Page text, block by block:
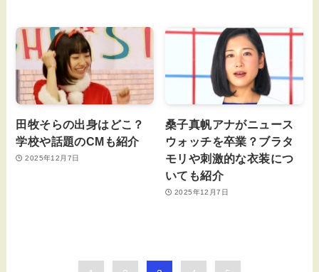
田牧そらの出身はどこ？
学校や話題のCMも紹介
2025年12月7日
桑子真帆アナがニュース
ウォッチを卒業？ブラタ
モリや刺激的な衣装につ
いても紹介
2025年12月7日